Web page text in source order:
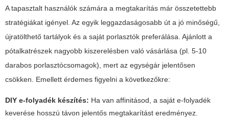
A tapasztalt használók számára a megtakarítás már összetettebb
stratégiákat igényel. Az egyik leggazdaságosabb út a jó minőségű,
újratölthető tartályok és a saját porlasztók preferálása. Ajánlott a
pótalkatrészek nagyobb kiszerelésben való vásárlása (pl. 5-10
darabos porlasztócsomagok), mert az egységár jelentősen
csökken. Emellett érdemes figyelni a következőkre:
DIY e-folyadék készítés: Ha van affinitásod, a saját e-folyadék
keverése hosszú távon jelentős megtakarítást eredményez.